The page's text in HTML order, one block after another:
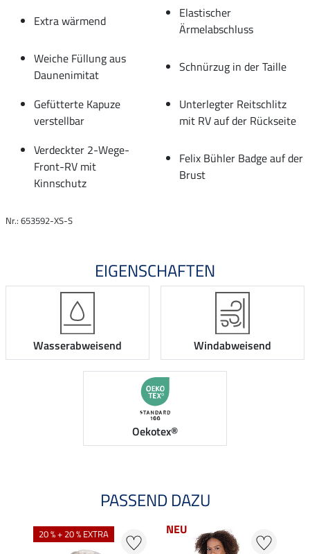
Extra wärmend
Elastischer
Ärmelabschluss
Weiche Füllung aus
Daunenimitat
Schnürzug in der Taille
Gefütterte Kapuze
verstellbar
Unterlegter Reitschlitz
mit RV auf der Rückseite
Verdeckter 2-Wege-
Front-RV mit
Kinnschutz
Felix Bühler Badge auf der
Brust
Nr.: 653592-XS-S
EIGENSCHAFTEN
Wasserabweisend Windabweisend
Oekotex®
PASSEND DAZU
20 % + 20 % EXTRA NEU